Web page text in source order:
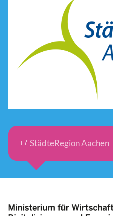
StädteRegion Aachen